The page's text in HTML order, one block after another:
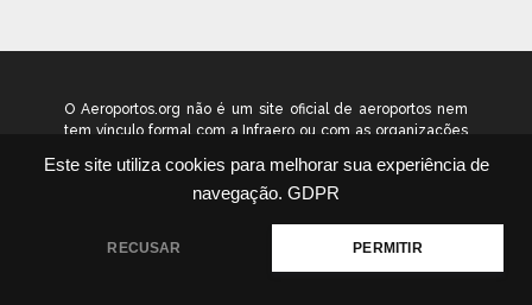
Este site utiliza cookies para melhorar sua experiência de
navegação. GDPR
RECUSAR PERMITIR
O Aeroportos.org não é um site oficial de aeroportos nem
tem vínculo formal com a Infraero ou com as organizações
como um guia independente de informação voltado ao
público geral. © 2026 aeroportos.org – Todos os direitos